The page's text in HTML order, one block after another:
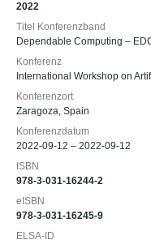
2022
Titel Konferenzband
Dependable Computing –
Konferenz
International Workshop on
Konferenzort
Zaragoza, Spain
Konferenzdatum
2022-09-12 – 2022-09-12
ISBN
978-3-031-16244-2
eISBN
978-3-031-16245-9
ELSA-ID